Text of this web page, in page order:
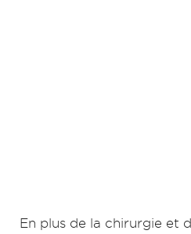
En plus de la chirurgie et